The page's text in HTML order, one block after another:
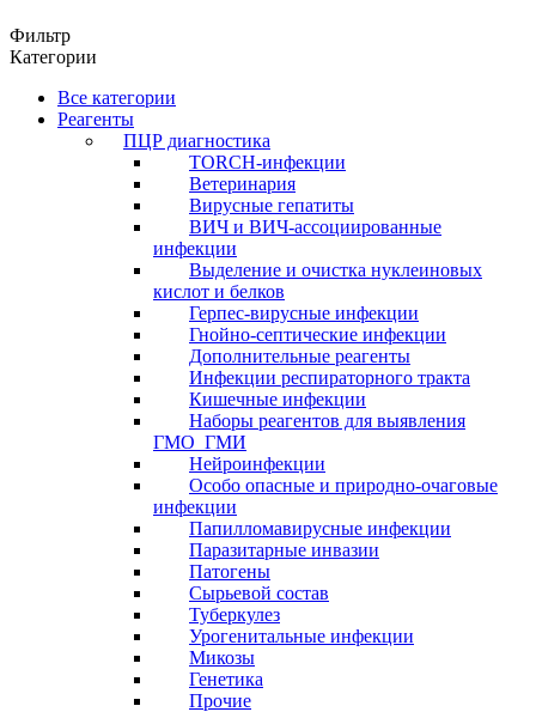
Фильтр
Категории
Все категории
Реагенты
ПЦР диагностика
TORCH-инфекции
Ветеринария
Вирусные гепатиты
ВИЧ и ВИЧ-ассоциированные
инфекции
Выделение и очистка нуклеиновых
кислот и белков
Герпес-вирусные инфекции
Гнойно-септические инфекции
Дополнительные реагенты
Инфекции респираторного тракта
Кишечные инфекции
Наборы реагентов для выявления
ГМО_ГМИ
Нейроинфекции
Особо опасные и природно-очаговые
инфекции
Папилломавирусные инфекции
Паразитарные инвазии
Патогены
Сырьевой состав
Туберкулез
Урогенитальные инфекции
Микозы
Генетика
Прочие